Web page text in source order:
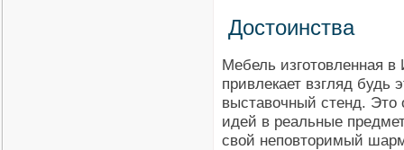
Достоинства
Мебель изготовленная в
привлекает взгляд
выставочный стенд.
идей в реальные
свой неповторимый